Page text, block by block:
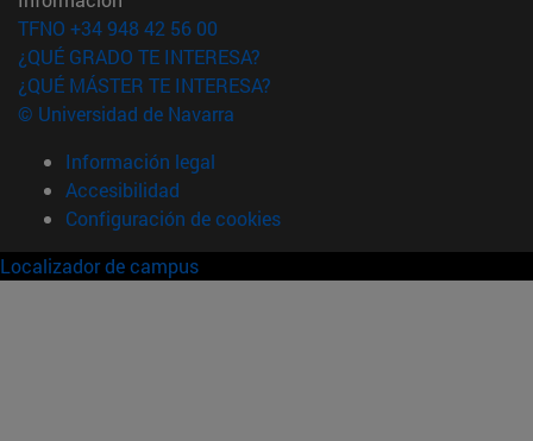
TFNO +34 948 42 56 00
¿QUÉ GRADO TE INTERESA?
¿QUÉ MÁSTER TE INTERESA?
© Universidad de Navarra
Información legal
Accesibilidad
Configuración de cookies
Localizador de campus